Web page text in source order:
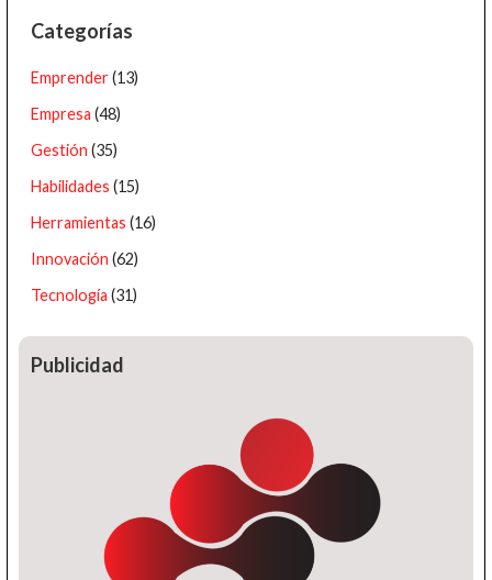
Categorías
Emprender(13)
Empresa (48)
Gestión (35)
Habilidades (15)
Herramientas (16)
Innovación (62)
Tecnología (31)
Publicidad